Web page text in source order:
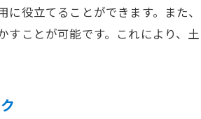
木技術の新たな方向性
国際的連携
役立てることができます。また
ことが可能です。これにより、